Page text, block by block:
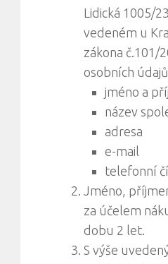
Lidická 1005/
vedeném u
zákona č.101/
osobních
jméno a
název
adresa
e-mail
telefonní
Jméno,
za účelem
dobu 2 let.
S výše